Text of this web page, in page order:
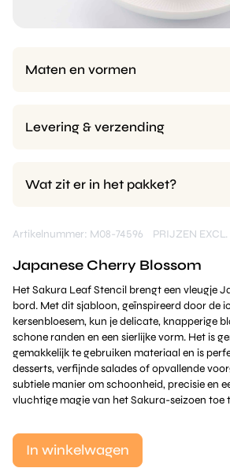
Maten en vormen
Levering & verzending
Wat zit er in het pakket?
Artikelnummer: M08-74596 PRIJZEN
Japanese Cherry Blossom
Het Sakura Leaf Stencil brengt een vleugje
bord. Met dit sjabloon, geïnspireerd door de
kersenbloesem, kun je delicate, knapperige
schone randen en een sierlijke vorm. Het is
gemakkelijk te gebruiken materiaal en is
desserts, verfijnde salades of opvallende
subtiele manier om schoonheid, precisie en
vluchtige magie van het Sakura-seizoen toe
In winkelwagen